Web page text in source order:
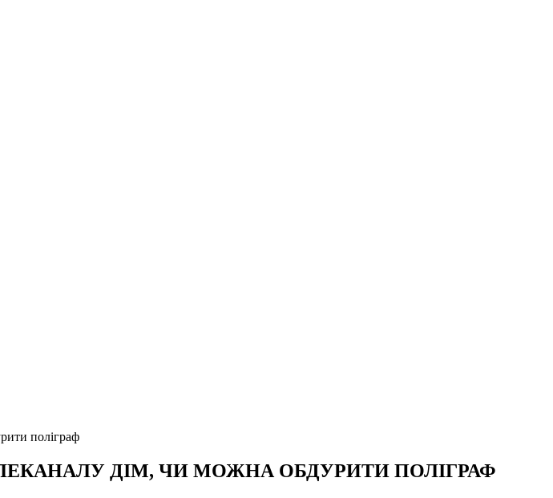
поліграф
ДІМ, ЧИ МОЖНА ОБДУРИТИ ПОЛІГРАФ